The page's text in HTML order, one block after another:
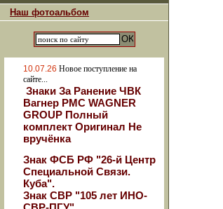
Наш фотоальбом
10.07.26 Новое поступление на
сайте...
Знаки За Ранение ЧВК
Вагнер РМС WAGNER
GROUP Полный
комплект Оригинал Не
вручёнка
Знак ФСБ РФ "26-й Центр
Специальной Связи.
Куба".
Знак СВР "105 лет ИНО-